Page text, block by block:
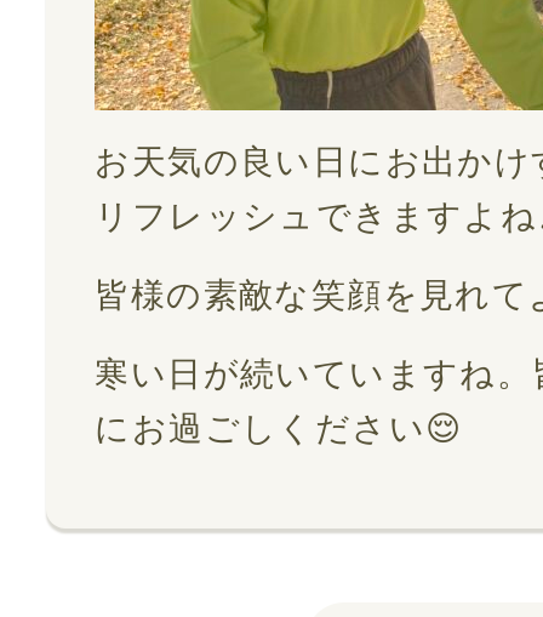
お天気の良い日にお出か
リフレッシュできますよ
皆様の素敵な笑顔を見れ
寒い日が続いていますね
にお過ごしください😌